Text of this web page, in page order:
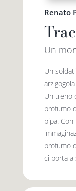
Renato
Un
Un
Un treno
profumo
pipa.
profumo
ci porta a